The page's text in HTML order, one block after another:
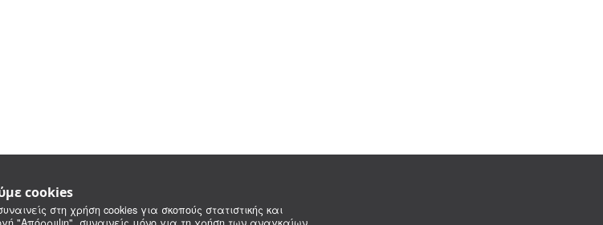
cookies
στη χρήση cookies για σκοπούς στατιστικής και